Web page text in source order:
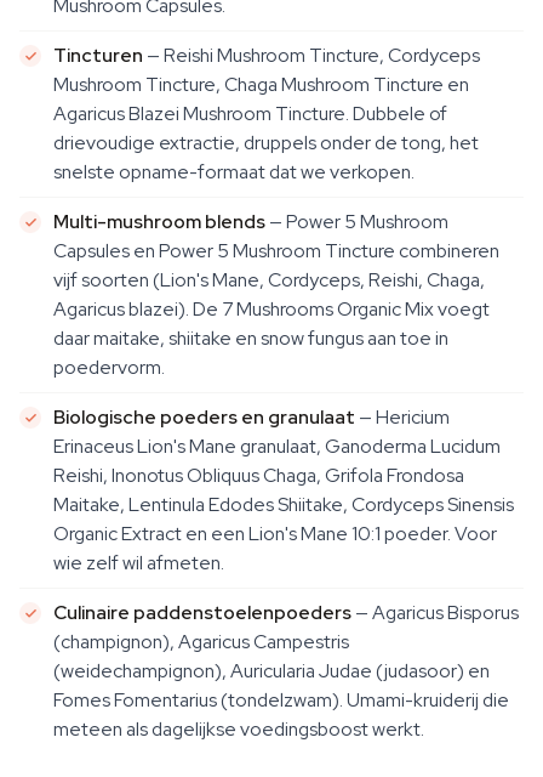
Mushroom Capsules.
Tincturen — Reishi Mushroom Tincture, Cordyceps
Mushroom Tincture, Chaga Mushroom Tincture en
Agaricus Blazei Mushroom Tincture. Dubbele of
drievoudige extractie, druppels onder de tong, het
snelste opname-formaat dat we verkopen.
Multi-mushroom blends— Power 5 Mushroom
Capsules en Power 5 Mushroom Tincture combineren
vijf soorten (Lion's Mane, Cordyceps, Reishi, Chaga,
Agaricus blazei). De 7 Mushrooms Organic Mix voegt
daar maitake, shiitake en snow fungus aan toe in
poedervorm.
Biologische poeders en granulaat — Hericium
Erinaceus Lion's Mane granulaat, Ganoderma Lucidum
Reishi, Inonotus Obliquus Chaga, Grifola Frondosa
Maitake, Lentinula Edodes Shiitake, Cordyceps Sinensis
Organic Extract en een Lion's Mane 10:1 poeder. Voor
wie zelf wil afmeten.
Culinaire paddenstoelenpoeders— Agaricus Bisporus
(champignon), Agaricus Campestris
(weidechampignon), Auricularia Judae (judasoor) en
Fomes Fomentarius (tondelzwam). Umami-kruiderij die
meteen als dagelijkse voedingsboost werkt.